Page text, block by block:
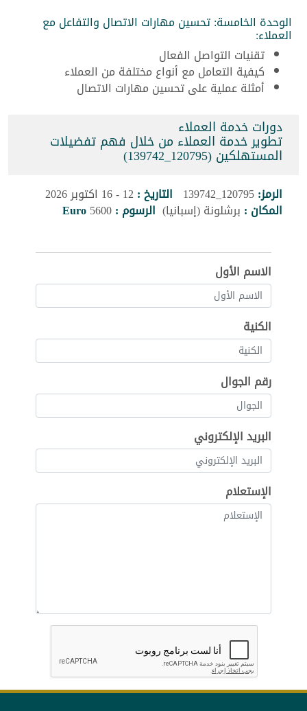
الوحدة الخامسة: تحسين مهارات الاتصال والتفاعل مع
العملاء:
تقنيات التواصل الفعال
كيفية التعامل مع أنواع مختلفة من العملاء
أمثلة عملية على تحسين مهارات الاتصال
دورات خدمة العملاء
تطوير خدمة العملاء من خلال فهم تفضيلات
المستهلكين (120795_139742)
الرمز:120795_139742 التاريخ : 12 - 16 اكتوبر 2026
المكان : برشلونة (إسبانيا) الرسوم :5600
Euro
الاسم الأول
الكنية
رقم الجوال
البريد الإلكتروني
الإستعلام